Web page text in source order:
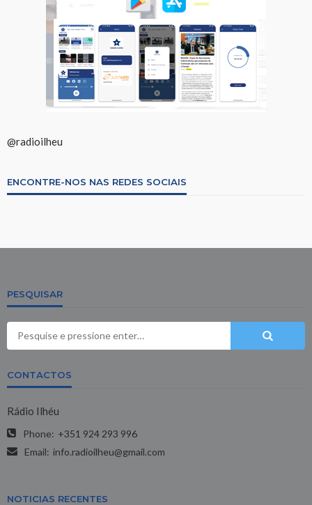
@radioilheu
ENCONTRE-NOS NAS REDES SOCIAIS
PESQUISAR
CONTACTOS
Rádio Ilhéu
Phone: +351 924 293 996
Email: info.radioilheu@gmail.com
NOTICIAS RECENTES